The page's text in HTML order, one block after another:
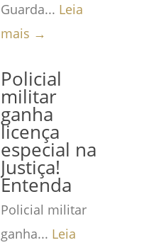
Guarda... Leia
mais →
Policial
militar
ganha
licença
especial na
Justiça!
Entenda
Policial militar
ganha... Leia